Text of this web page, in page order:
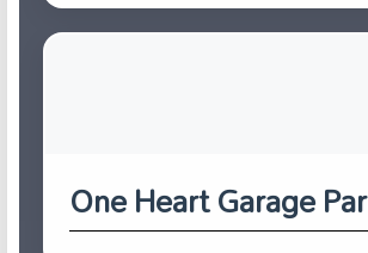
One Heart Garage